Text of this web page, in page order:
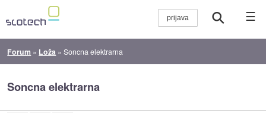
☰
Forum » Loža »Soncna elektrarna
Soncna elektrarna